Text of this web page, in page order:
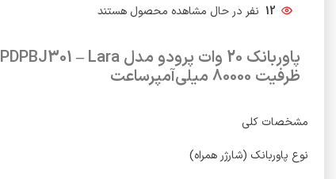
12 نفر در حال مشاهده محصول هستند
پاوربانک 20 وات پرودو مدل PDPBJ301 – Lara
ظرفیت 80000 میلی‌آمپرساعت
مشخصات کلی
نوع پاوربانک (شارژر همراه)